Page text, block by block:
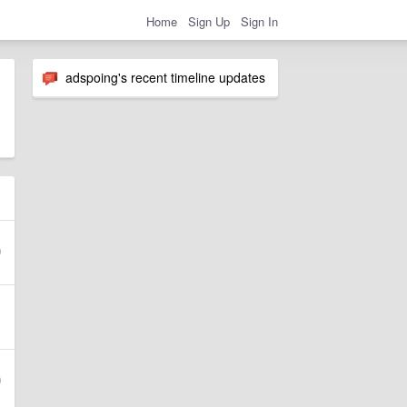
Home Sign Up Sign In
adspoing's recent timeline updates